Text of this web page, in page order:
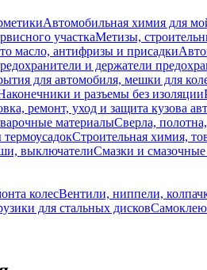
Автомобильная химия для
участкаМетизы,
масло, антифризы и присадки
и держатели
для автомобиля, мешки для
и разъемы без изоляции
ремонт, уход и защита кузова
материалыСверла,
Строительная химия,
выключателиСмазки и
колесВентили, ниппели,
для стальных дисков